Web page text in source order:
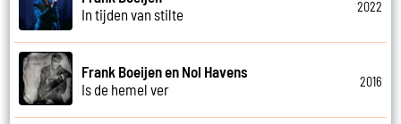
In tijden van stilte
2022
Frank Boeijen en Nol Havens
Is de hemel ver
2016